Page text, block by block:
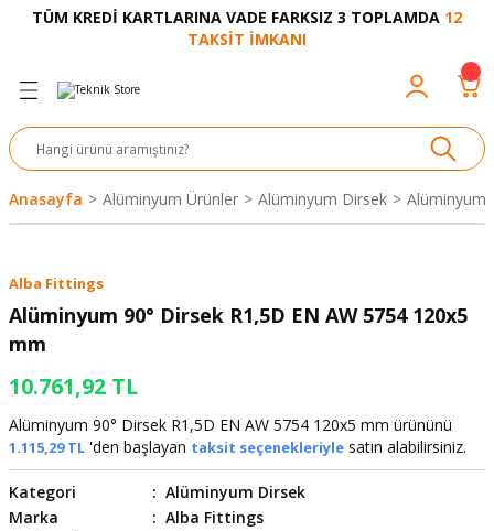
TÜM KREDİ KARTLARINA VADE FARKSIZ 3 TOPLAMDA 12
TAKSİT İMKANI
Geri Dön
Geri Dön
Bot
Geri Dön
ve Aksesuar
Makinesi
Geri Dön
Makinesi
Geri Dön
Geri Dön
Bantlar
Geri Dön
Geri Dön
ve Ürünleri
Cobot
Geri Dön
ve Aksesuarı
Anasayfa Alüminyum Ürünler Alüminyum Dirsek Alüminyum
Alba Fittings
Alüminyum 90° Dirsek R1,5D EN AW 5754 120x5
mm
10.761,92 TL
Alüminyum 90° Dirsek R1,5D EN AW 5754 120x5 mm ürününü
1.115,29 TL 'den başlayan taksit seçenekleriyle satın alabilirsiniz.
Kategori
Alüminyum Dirsek
Marka
Alba Fittings